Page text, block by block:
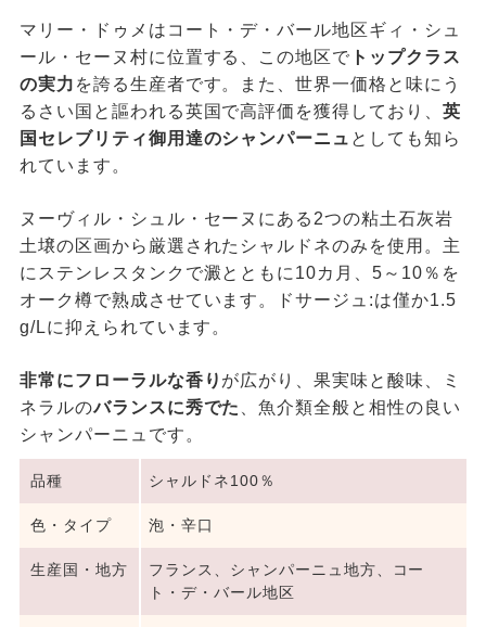
マリー・ドゥメはコート・デ・バール地区ギィ・シュ
ール・セーヌ村に位置する、この地区で トップクラス
の実力 を誇る生産者です。また、世界一価格と味にう
るさい国と謳われる英国で高評価を獲得しており、英
国セレブリティ御用達のシャンパーニュ としても知ら
れています。
ヌーヴィル・シュル・セーヌにある2つの粘土石灰岩
土壌の区画から厳選されたシャルドネのみを使用。主
にステンレスタンクで澱とともに10カ月、5～10％を
オーク樽で熟成させています。ドサージュ:は僅か1.5
g/Lに抑えられています。
非常にフローラルな香り が広がり、果実味と酸味、ミ
ネラルのバランスに秀でた
、魚介類全般と相性の良い
シャンパーニュです。
品種 シャルドネ100％
色・タイプ 泡・辛口
生産国・地方
フランス、シャンパーニュ地方、コー
ト・デ・バール地区